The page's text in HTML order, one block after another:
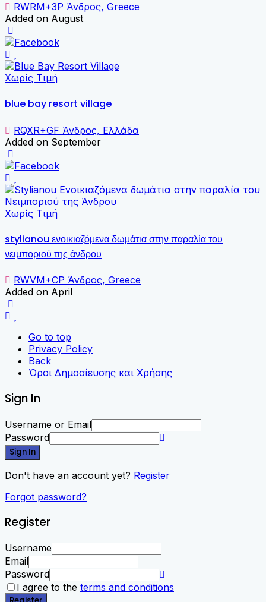
RWRM+3P Άνδρος, Greece
Added on August
Χωρίς Τιμή
blue bay resort village
RQXR+GF Άνδρος, Ελλάδα
Added on September
Χωρίς Τιμή
stylianou ενοικιαζόμενα δωμάτια στην παραλία του
νειμποριού της άνδρου
RWVM+CP Άνδρος, Greece
Added on April
Go to top
Privacy Policy
Back
Όροι Δημοσίευσης και Χρήσης
Sign In
Username or Email
Password
Sign In
Don't have an account yet? Register
Forgot password?
Register
Username
Email
Password
I agree to the terms and conditions